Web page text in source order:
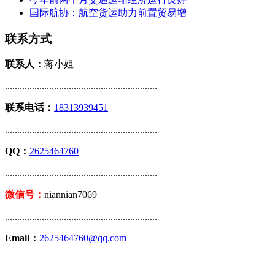
国际航协：航空货运助力前置贸易增
联系方式
联系人： 蒋小姐
..............................................................
联系电话： 18313939451
..............................................................
QQ： 2625464760
..............................................................
微信号： niannian7069
..............................................................
Email： 2625464760@qq.com